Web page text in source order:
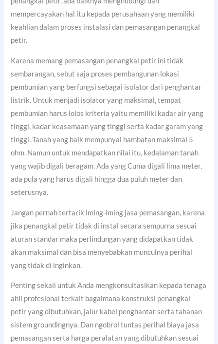
mempercayakan hal itu kepada perusahaan yang memiliki
keahlian dalam proses instalasi dan pemasangan penangkal
petir.
Karena memang pemasangan penangkal petir ini tidak
sembarangan, sebut saja proses pembangunan lokasi
pembumian yang berfungsi sebagai isolator dari penghantar
listrik. Untuk menjadi isolator yang maksimal, tempat
pembumian harus lolos kriteria yaitu memiliki kadar air yang
tinggi, kadar keasamaan yang tinggi serta kadar garam yang
tinggi. Tanah yang baik mempunyai hambatan maksimal 5
ohm. Namun untuk mendapatkan nilai itu, kedalaman tanah
yang wajib digali beragam. Ada yang Cuma digali lima meter,
ada pula yang harus digali hingga dua puluh meter dan
seterusnya.
Jangan pernah tertarik iming-iming jasa pemasangan, karena
jika penangkal petir tidak di instal secara sempurna sesuai
aturan standar maka perlindungan yang didapatkan tidak
akan maksimal dan bisa menyebabkan munculnya perihal
yang tidak di inginkan.
Penting sekali untuk Anda mengkonsultasikan kepada tenaga
ahli profesional terkait bagaimana konstruksi penangkal
petir yang dibutuhkan, jalur kabel penghantar serta tahanan
sistem groundingnya. Dan ngobrol tuntas perihal biaya jasa
pemasangan serta harga peralatan yang dibutuhkan sesuai